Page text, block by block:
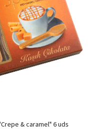
& caramel" 6 uds